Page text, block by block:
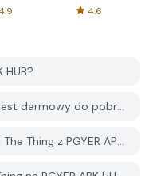
AFTVnews
4.6
HUB?
Czy The Thing na PGYER APK HUB jest darmowy do pobrania?
Czy potrzebuję konta, aby pobrać The Thing z PGYER APK HUB?